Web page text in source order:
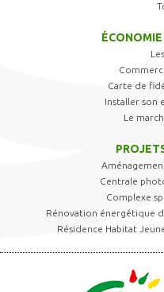
Carte de
Installer son
Le
Centrale
Complexe
Rénovation énergétique
Résidence Habitat